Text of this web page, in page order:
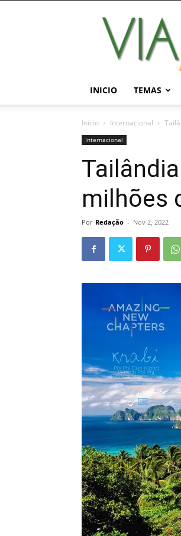
INICIO TEMAS
Início Internacional
Internacional
milhões
Por Redação - Nov 2, 2022